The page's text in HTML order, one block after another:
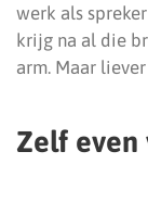
werk als
krijg na al die
arm. Maar
Zelf even